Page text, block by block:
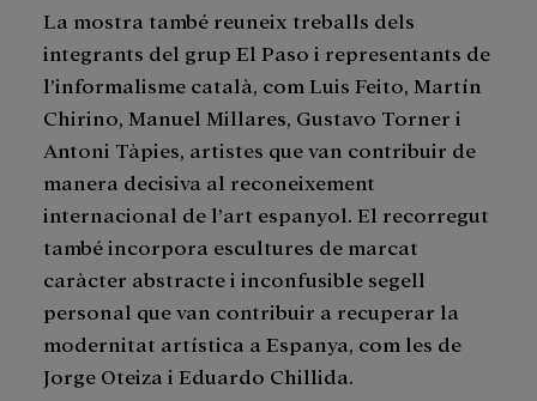
La mostra també reuneix treballs dels
integrants del grup El Paso i representants de
l’informalisme català, com Luis Feito, Martín
Chirino, Manuel Millares, Gustavo Torner i
Antoni Tàpies, artistes que van contribuir de
manera decisiva al reconeixement
internacional de l’art espanyol. El recorregut
també incorpora escultures de marcat
caràcter abstracte i inconfusible segell
personal que van contribuir a recuperar la
modernitat artística a Espanya, com les de
Jorge Oteiza i Eduardo Chillida.